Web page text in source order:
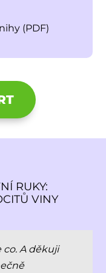
(PDF)
RUKY:
VINY
co. A děkuji